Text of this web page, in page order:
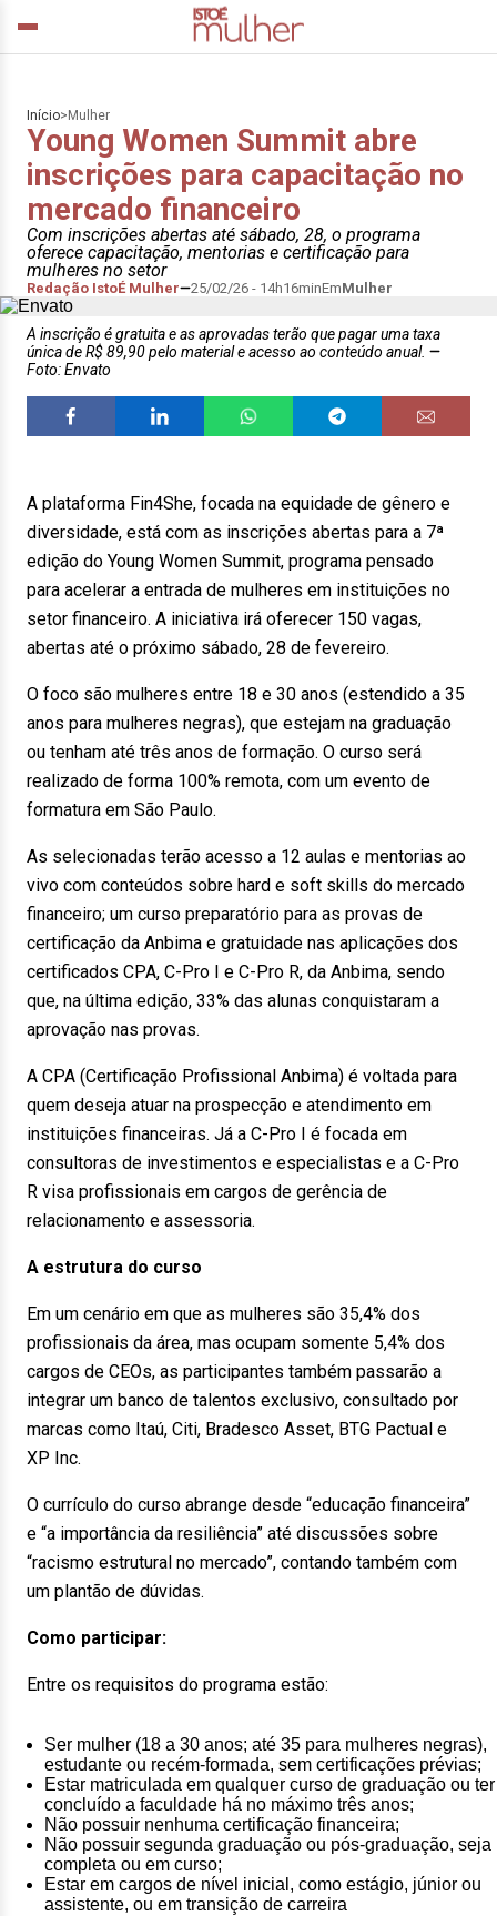
Início> Mulher
Young Women Summit abre
inscrições para capacitação no
mercado financeiro
Com inscrições abertas até sábado, 28, o programa
oferece capacitação, mentorias e certificação para
mulheres no setor
Redação IstoÉ Mulher 25/02/26 - 14h16minEmMulher
A inscrição é gratuita e as aprovadas terão que pagar uma taxa
única de R$ 89,90 pelo material e acesso ao conteúdo anual.
Foto: Envato
A plataforma Fin4She, focada na equidade de gênero e
diversidade, está com as inscrições abertas para a 7ª
edição do Young Women Summit, programa pensado
para acelerar a entrada de mulheres em instituições no
setor financeiro. A iniciativa irá oferecer 150 vagas,
abertas até o próximo sábado, 28 de fevereiro.
O foco são mulheres entre 18 e 30 anos (estendido a 35
anos para mulheres negras), que estejam na graduação
ou tenham até três anos de formação. O curso será
realizado de forma 100% remota, com um evento de
formatura em São Paulo.
As selecionadas terão acesso a 12 aulas e mentorias ao
vivo com conteúdos sobre hard e soft skills do mercado
financeiro; um curso preparatório para as provas de
certificação da Anbima e gratuidade nas aplicações dos
certificados CPA, C-Pro I e C-Pro R, da Anbima, sendo
que, na última edição, 33% das alunas conquistaram a
aprovação nas provas.
A CPA (Certificação Profissional Anbima) é voltada para
quem deseja atuar na prospecção e atendimento em
instituições financeiras. Já a C-Pro I é focada em
consultoras de investimentos e especialistas e a C-Pro
R visa profissionais em cargos de gerência de
relacionamento e assessoria.
A estrutura do curso
Em um cenário em que as mulheres são 35,4% dos
profissionais da área, mas ocupam somente 5,4% dos
cargos de CEOs, as participantes também passarão a
integrar um banco de talentos exclusivo, consultado por
marcas como Itaú, Citi, Bradesco Asset, BTG Pactual e
XP Inc.
O currículo do curso abrange desde “educação financeira”
e “a importância da resiliência” até discussões sobre
“racismo estrutural no mercado”, contando também com
um plantão de dúvidas.
Como participar:
Entre os requisitos do programa estão:
Ser mulher (18 a 30 anos; até 35 para mulheres negras),
estudante ou recém-formada, sem certificações prévias;
Estar matriculada em qualquer curso de graduação ou ter
concluído a faculdade há no máximo três anos;
Não possuir nenhuma certificação financeira;
Não possuir segunda graduação ou pós-graduação, seja
completa ou em curso;
Estar em cargos de nível inicial, como estágio, júnior ou
assistente, ou em transição de carreira